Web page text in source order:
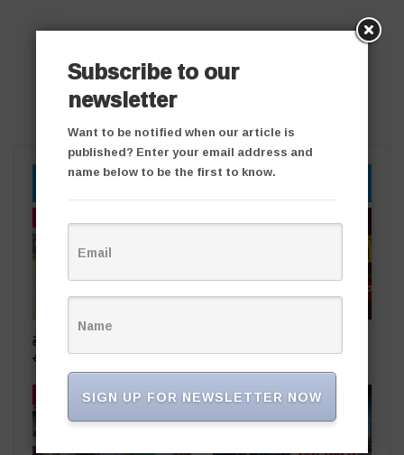
YOU MIGHT ALSO LIKE
ప్రభుత్వ స్థలాలను ఆక్రమిస్తే కఠిన
చర్యలు
తాజా వార్తలు తాజా వార్తలు
Subscribe to our
newsletter
Want to be notified when our article is
published? Enter your email address and
name below to be the first to know.
SIGN UP FOR NEWSLETTER NOW